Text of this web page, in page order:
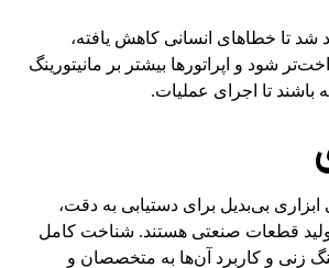
شد تا خطاهای انسانی کاهش یافته،
شود و اپراتورها بیشتر بر مانیتورینگ
باشند تا اجرای عملیات.
بی‌بدیل برای دستیابی به دقت،
قطعات صنعتی هستند. شناخت کامل
زنی و کاربرد آن‌ها به متخصصان و